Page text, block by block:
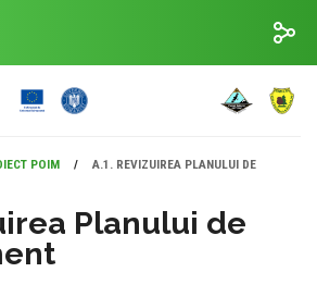
POIM /
A.1. REVIZUIREA PLANULUI DE
Planului de